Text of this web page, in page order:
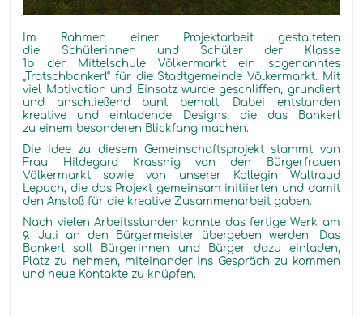
Im Rahmen einer Projektarbeit gestalteten
die Schülerinnen und Schüler der Klasse
1b der Mittelschule Völkermarkt ein sogenanntes
„Tratschbankerl“ für die Stadtgemeinde Völkermarkt. Mit
viel Motivation und Einsatz wurde geschliffen, grundiert
und anschließend bunt bemalt. Dabei entstanden
kreative und einladende Designs, die das Bankerl
zu einem besonderen Blickfang machen.
Die Idee zu diesem Gemeinschaftsprojekt stammt von
Frau Hildegard Krassnig von den Bürgerfrauen
Völkermarkt sowie von unserer Kollegin Waltraud
Lepuch, die das Projekt gemeinsam initiierten und damit
den Anstoß für die kreative Zusammenarbeit gaben.
Nach vielen Arbeitsstunden konnte das fertige Werk am
9. Juli an den Bürgermeister übergeben werden.
Das
Bankerl
soll
Bürgerinnen und Bürger dazu einladen,
Platz zu nehmen, miteinander ins Gespräch zu kommen
und neue Kontakte zu knüpfen.